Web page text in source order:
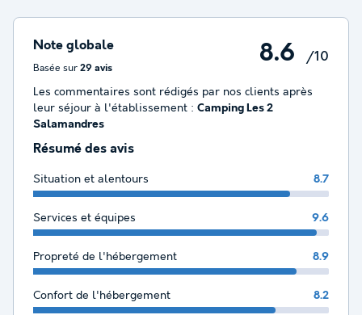
Note globale
Basée sur 29 avis
8.6 /10
Les commentaires sont rédigés par nos clients après
leur séjour à l'établissement : Camping Les 2
Salamandres
Résumé des avis
Situation et alentours 8.7
Services et équipes 9.6
Propreté de l'hébergement 8.9
Confort de l'hébergement 8.2